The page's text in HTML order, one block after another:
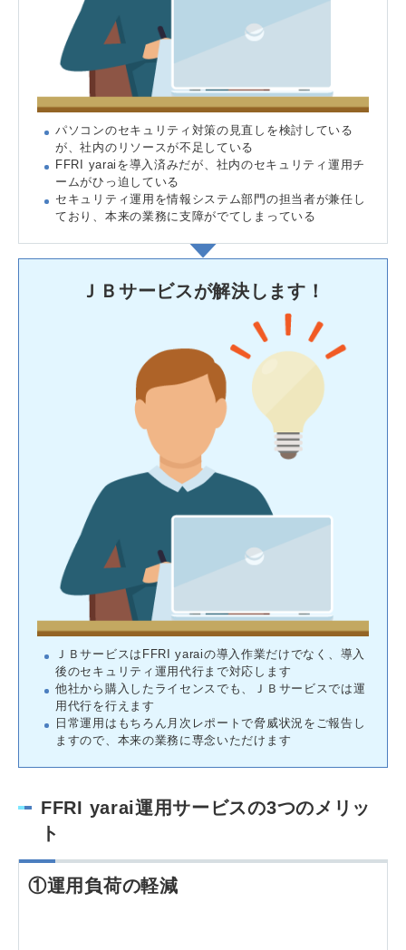
パソコンのセキュリティ対策の見直しを検討している
が、社内のリソースが不足している
FFRI yaraiを導入済みだが、社内のセキュリティ運用チ
ームがひっ迫している
セキュリティ運用を情報システム部門の担当者が兼任し
ており、本来の業務に支障がでてしまっている
ＪＢサービスが解決します！
ＪＢサービスはFFRI yaraiの導入作業だけでなく、導入
後のセキュリティ運用代行まで対応します
他社から購入したライセンスでも、ＪＢサービスでは運
用代行を行えます
日常運用はもちろん月次レポートで脅威状況をご報告し
ますので、本来の業務に専念いただけます
FFRI yarai運用サービスの3つのメリッ
ト
①運用負荷の軽減